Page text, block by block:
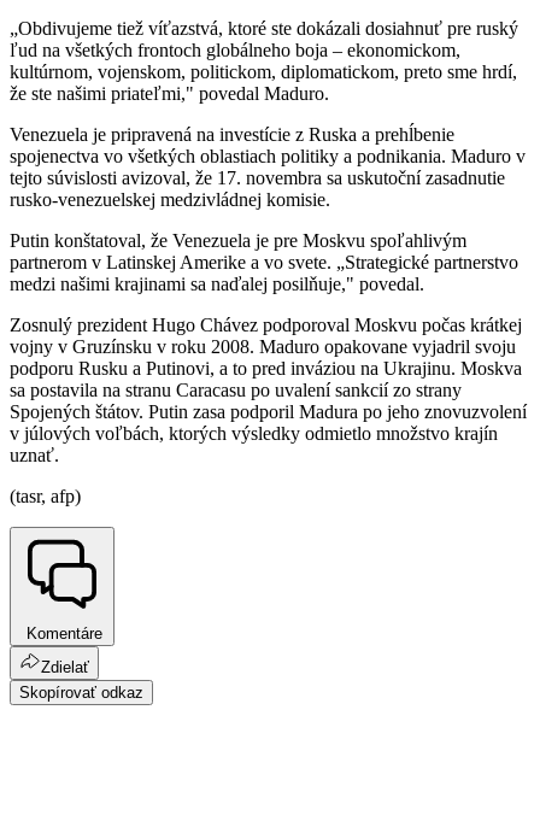
„Obdivujeme tiež víťazstvá, ktoré ste dokázali dosiahnuť pre ruský
ľud na všetkých frontoch globálneho boja – ekonomickom,
kultúrnom, vojenskom, politickom, diplomatickom, preto sme hrdí,
že ste našimi priateľmi," povedal Maduro.
Venezuela je pripravená na investície z Ruska a prehĺbenie
spojenectva vo všetkých oblastiach politiky a podnikania. Maduro v
tejto súvislosti avizoval, že 17. novembra sa uskutoční zasadnutie
rusko-venezuelskej medzivládnej komisie.
Putin konštatoval, že Venezuela je pre Moskvu spoľahlivým
partnerom v Latinskej Amerike a vo svete. „Strategické partnerstvo
medzi našimi krajinami sa naďalej posilňuje," povedal.
Zosnulý prezident Hugo Chávez podporoval Moskvu počas krátkej
vojny v Gruzínsku v roku 2008. Maduro opakovane vyjadril svoju
podporu Rusku a Putinovi, a to pred inváziou na Ukrajinu. Moskva
sa postavila na stranu Caracasu po uvalení sankcií zo strany
Spojených štátov. Putin zasa podporil Madura po jeho znovuzvolení
v júlových voľbách, ktorých výsledky odmietlo množstvo krajín
uznať.
(tasr, afp)
Komentáre
Zdielať
Skopírovať odkaz